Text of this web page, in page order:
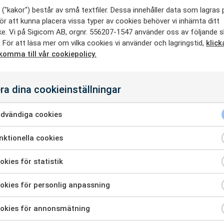
spela så mycket som tiden tillåter, och även
ser han stor nytta i att vara på plats också.
att träffa folk som är i
med lite andra områden än
lite kontakter och det är nyttigt
någon gång. Att träffas så
sätt att få nya ingångsvinklar
upp. Det brukar ge mycket,
består av små textfiler. Dessa innehåller data som lagras
att kunna placera vissa typer av cookies behöver vi inhämta ditt
Vi på Sigicom AB, orgnr. 556207-1547 använder oss av följande
För att läsa mer om vilka cookies vi använder och lagringstid,
till vår cookiepolicy.
dina cookieinställningar
cookies
cookies
för statistik
för personlig anpassning
för annonsmätning